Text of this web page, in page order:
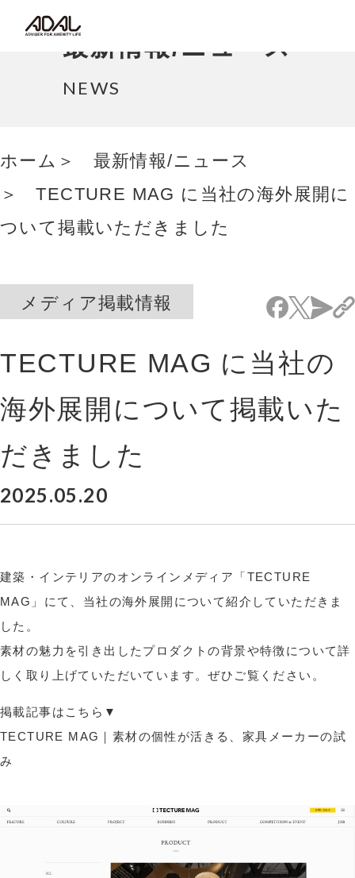
コラム
最新情報/ニュース
採用情報
最新情報/ニュース
NEWS
ホーム
最新情報/ニュース
TECTURE MAG に当社の海外展開に
ついて掲載いただきました
メディア掲載情報
TECTURE MAG に当社の
海外展開について掲載いた
だきました
2025.05.20
建築・インテリアのオンラインメディア「TECTURE
MAG」にて、当社の海外展開について紹介していただきま
した。
素材の魅力を引き出したプロダクトの背景や特徴について詳
しく取り上げていただいています。ぜひご覧ください。
掲載記事はこちら▼
TECTURE MAG｜素材の個性が活きる、家具メーカーの試
み